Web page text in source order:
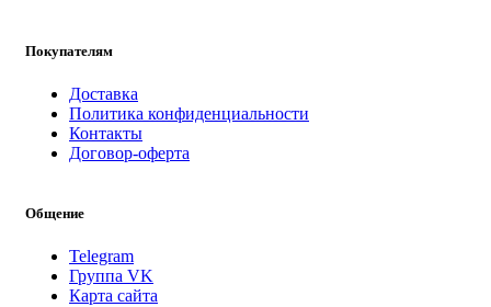
Покупателям
Доставка
Политика конфиденциальности
Контакты
Договор-оферта
Общение
Telegram
Группа VK
Карта сайта